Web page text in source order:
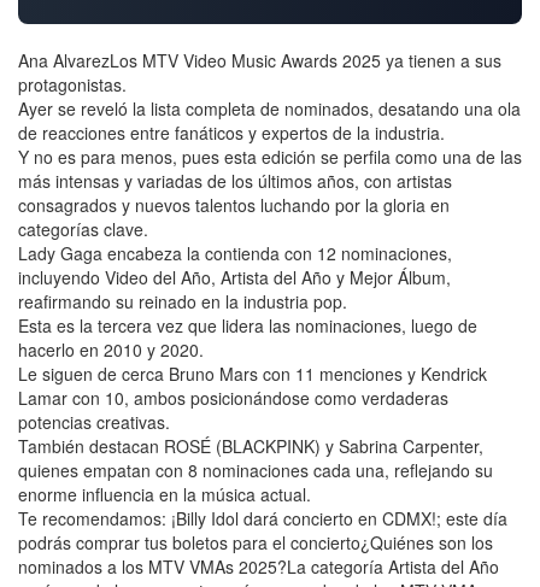
Ana AlvarezLos MTV Video Music Awards 2025 ya tienen a sus
protagonistas.
Ayer se reveló la lista completa de nominados, desatando una ola
de reacciones entre fanáticos y expertos de la industria.
Y no es para menos, pues esta edición se perfila como una de las
más intensas y variadas de los últimos años, con artistas
consagrados y nuevos talentos luchando por la gloria en
categorías clave.
Lady Gaga encabeza la contienda con 12 nominaciones,
incluyendo Video del Año, Artista del Año y Mejor Álbum,
reafirmando su reinado en la industria pop.
Esta es la tercera vez que lidera las nominaciones, luego de
hacerlo en 2010 y 2020.
Le siguen de cerca Bruno Mars con 11 menciones y Kendrick
Lamar con 10, ambos posicionándose como verdaderas
potencias creativas.
También destacan ROSÉ (BLACKPINK) y Sabrina Carpenter,
quienes empatan con 8 nominaciones cada una, reflejando su
enorme influencia en la música actual.
Te recomendamos: ¡Billy Idol dará concierto en CDMX!; este día
podrás comprar tus boletos para el concierto¿Quiénes son los
nominados a los MTV VMAs 2025?La categoría Artista del Año